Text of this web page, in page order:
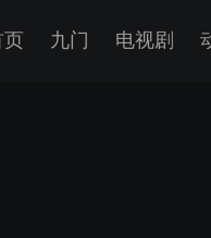
页 九门 电视剧